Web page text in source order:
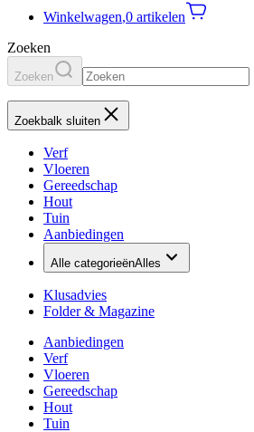
Winkelwagen,0 artikelen
Zoeken
Zoeken
Zoekbalk sluiten
Verf
Vloeren
Gereedschap
Hout
Tuin
Aanbiedingen
Alle categorieënAlles
Klusadvies
Folder & Magazine
Aanbiedingen
Verf
Vloeren
Gereedschap
Hout
Tuin